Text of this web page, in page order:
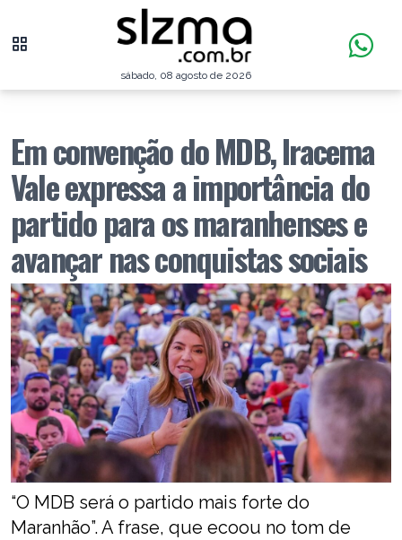
sábado, 08 agosto de 2026
Em convenção do MDB, Iracema
Vale expressa a importância do
partido para os maranhenses e
avançar nas conquistas sociais
“O MDB será o partido mais forte do
Maranhão”. A frase, que ecoou no tom de